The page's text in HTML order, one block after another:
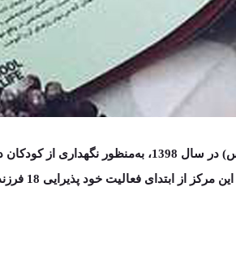
در سال 1398، به‌­منظور نگهداری از کودکان
مرکز از ابتدای فعالیت خود پذیرایی